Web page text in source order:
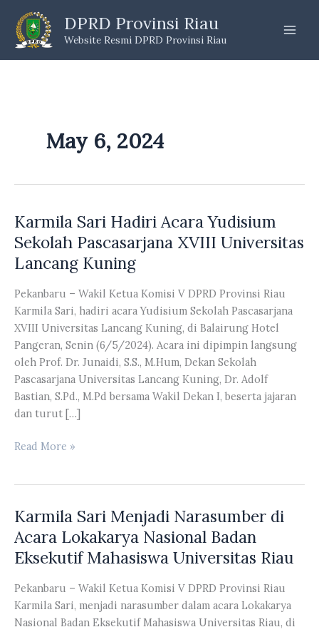
content
DPRD Provinsi Riau
Website Resmi DPRD Provinsi Riau
May 6, 2024
Karmila Sari Hadiri Acara Yudisium
Sekolah Pascasarjana XVIII Universitas
Lancang Kuning
Pekanbaru – Wakil Ketua Komisi V DPRD Provinsi Riau
Karmila Sari, hadiri acara Yudisium Sekolah Pascasarjana
XVIII Universitas Lancang Kuning, di Balairung Hotel
Pangeran, Senin (6/5/2024). Acara ini dipimpin langsung
oleh Prof. Dr. Junaidi, S.S., M.Hum, Dekan Sekolah
Pascasarjana Universitas Lancang Kuning, Dr. Adolf
Bastian, S.Pd., M.Pd bersama Wakil Dekan I, beserta jajaran
dan turut […]
Karmila
Yudisium
Sekolah
Pascasarjana
XVIII
Universitas
Lancang
Kuning
Read More »
Karmila Sari Menjadi Narasumber di
Acara Lokakarya Nasional Badan
Eksekutif Mahasiswa Universitas Riau
Pekanbaru – Wakil Ketua Komisi V DPRD Provinsi Riau
Karmila Sari, menjadi narasumber dalam acara Lokakarya
Nasional Badan Eksekutif Mahasiswa Universitas Riau, di